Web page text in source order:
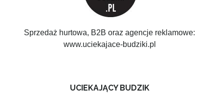
Sprzedaż hurtowa, B2B oraz agencje reklamowe:
www.uciekajace-budziki.pl
UCIEKAJĄCY BUDZIK